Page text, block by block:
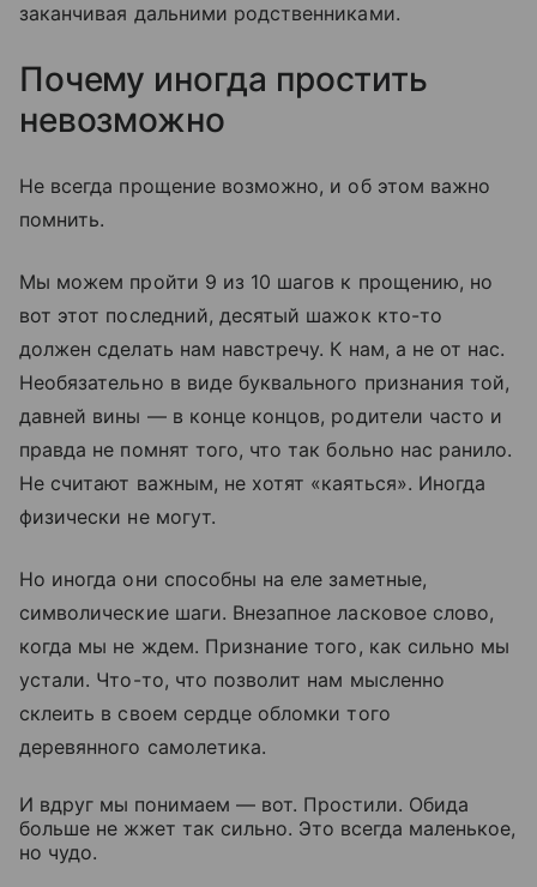
заканчивая дальними родственниками.
Почему иногда простить
невозможно
Не всегда прощение возможно, и об этом важно
помнить.
Мы можем пройти 9 из 10 шагов к прощению, но
вот этот последний, десятый шажок кто-то
должен сделать нам навстречу. К нам, а не от нас.
Необязательно в виде буквального признания той,
давней вины — в конце концов, родители часто и
правда не помнят того, что так больно нас ранило.
Не считают важным, не хотят «каяться». Иногда
физически не могут.
Но иногда они способны на еле заметные,
символические шаги. Внезапное ласковое слово,
когда мы не ждем. Признание того, как сильно мы
устали. Что-то, что позволит нам мысленно
склеить в своем сердце обломки того
деревянного самолетика.
И вдруг мы понимаем — вот. Простили. Обида
больше не жжет так сильно. Это всегда маленькое,
но чудо.